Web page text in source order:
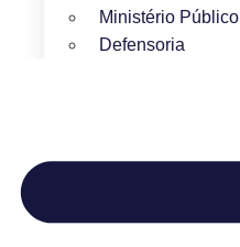
Ministério Público
Defensoria